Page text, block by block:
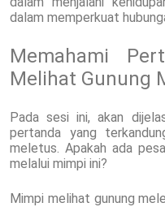
dalam memperkuat
Memahami
Melihat Gunung
Pada sesi ini, akan
pertanda yang
meletus. Apakah ada
melalui mimpi ini?
Mimpi melihat gunung